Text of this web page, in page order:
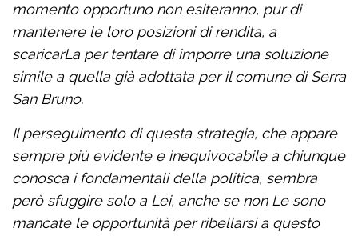
momento opportuno non esiteranno, pur di
mantenere le loro posizioni di rendita, a
scaricarLa per tentare di imporre una soluzione
simile a quella già adottata per il comune di Serra
San Bruno.
Il perseguimento di questa strategia, che appare
sempre più evidente e inequivocabile a chiunque
conosca i fondamentali della politica, sembra
però sfuggire solo a Lei, anche se non Le sono
mancate le opportunità per ribellarsi a questo